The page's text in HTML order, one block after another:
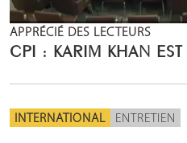
APPRÉCIÉ DES LECTEURS
CPI : KARIM KHAN
INTERNATIONAL ENTRETIEN